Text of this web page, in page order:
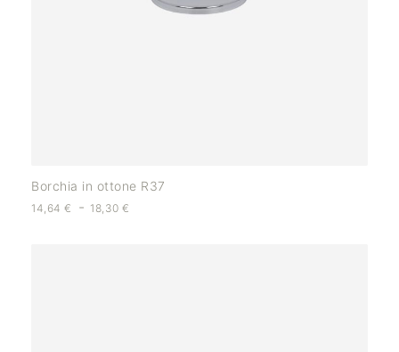
Borchia in ottone R37
14,64 € - 18,30€